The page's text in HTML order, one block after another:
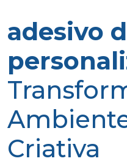
adesivo
Criativa